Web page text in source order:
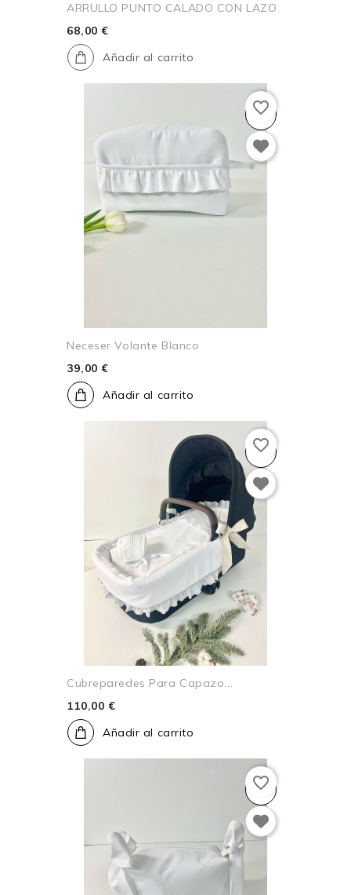
ARRULLO PUNTO CALADO CON LAZO
68,00 €
Añadir al carrito
Neceser Volante Blanco
39,00 €
Añadir al carrito
favorite_border
Cubreparedes Para Capazo...
110,00 €
Añadir al carrito
favorite_border
favorite_border